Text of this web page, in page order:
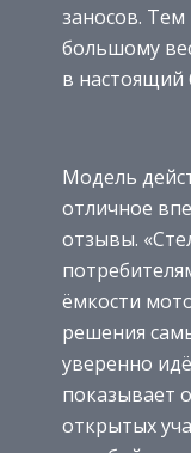
заносов.
большому
в настоящий
Модель
отличное
отзывы.
ёмкости
решения
уверенно
показывает
открытых